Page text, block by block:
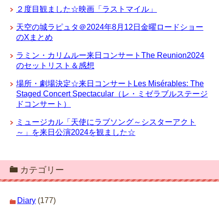
２度目観ました☆映画「ラストマイル」
天空の城ラピュタ＠2024年8月12日金曜ロードショー
のXまとめ
ラミン・カリムルー来日コンサートThe Reunion2024
のセットリスト＆感想
場所・劇場決定☆来日コンサートLes Misérables: The
Staged Concert Spectacular（レ・ミゼラブルステージ
ドコンサート）
ミュージカル「天使にラブソング～シスターアクト
～」を来日公演2024を観ました☆
カテゴリー
Diary (177)